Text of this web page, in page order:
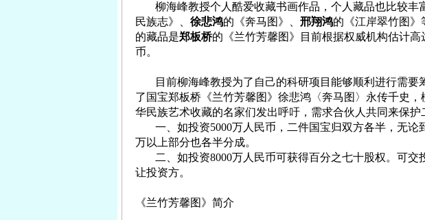
柳海峰教授个人酷爱收藏书画作品，个人藏品也比较丰
民族志》、 徐悲鸿的《奔马图》、 邢翔鸿的《江岸翠竹图》
的藏品是郑板桥的《兰竹芳馨图》目前根据权威机构估计高
币。
目前柳海峰教授为了自己的科研项目能够顺利进行需要
了国宝郑板桥《兰竹芳馨图》徐悲鸿〈奔马图〉永传千史，
华民族艺术收藏的名家们发出呼吁，需求合伙人共同来保护
一、如投资5000万人民币，二件国宝归双方各半，无论
万以上部分也各半分成。
二、如投资8000万人民币可获得百分之七十股权。可交
让投资方。
《兰竹芳馨图》简介